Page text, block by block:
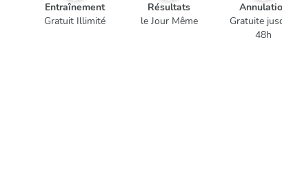
Entraînement
Gratuit Illimité
Résultats
le Jour Même
Gratuite
48h